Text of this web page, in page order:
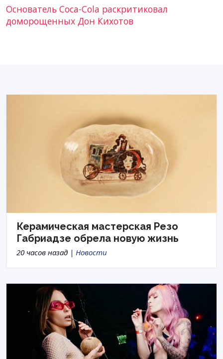
Основатель Coca-Cola раскритиковал
доморощенных Дон Кихотов
Керамическая мастерская Резо
Габриадзе обрела новую жизнь
20 часов назад | Новости